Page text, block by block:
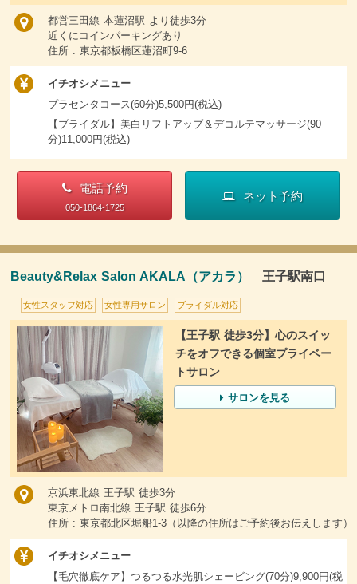
都営三田線 本蓮沼駅 より徒歩3分
近くにコインパーキングあり
住所 : 東京都板橋区蓮沼町9-6
イチオシメニュー
プラセンタコース(60分)5,500円(税込)
【ブライダル】美白リフトアップ＆デコルテマッサージ(90
分)11,000円(税込)
電話予約
050-1864-1725
ネット予約
Beauty&Relax Salon AKALA（アカラ） 王子駅南口
女性スタッフ対応 女性専用サロン ブライダル対応
【王子駅 徒歩3分】心のスイッ
チをオフできる個室プライベー
トサロン
サロンを見る
京浜東北線 王子駅 徒歩3分
東京メトロ南北線 王子駅 徒歩6分
住所 : 東京都北区堀船1-3（以降の住所はご予約後お伝えします）
イチオシメニュー
【毛穴徹底ケア】つるつる水光肌シェービング(70分)9,900円(税